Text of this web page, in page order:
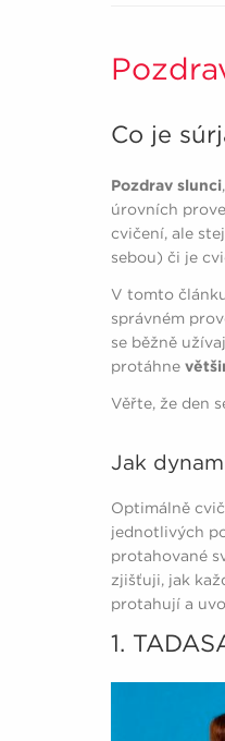
Co je
Pozdrav slunci
úrovních
cvičení, ale
sebou) či je
V tomto
správném
se běžně
protáhne
Věřte, že den
Jak
Optimálně
jednotlivých
protahované
zjišťuji, jak
protahují a
1.